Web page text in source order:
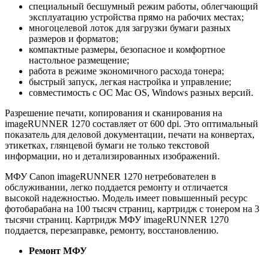
специальный бесшумный режим работы, облегчающий
эксплуатацию устройства прямо на рабочих местах;
многоцелевой лоток для загрузки бумаги разных
размеров и форматов;
компактные размеры, безопасное и комфортное
настольное размещение;
работа в режиме экономичного расхода тонера;
быстрый запуск, легкая настройка и управление;
совместимость с ОС Mac OS, Windows разных версий.
Разрешение печати, копирования и сканирования на
imageRUNNER 1270 составляет от 600 dpi. Это оптимальный
показатель для деловой документации, печати на конвертах,
этикетках, глянцевой бумаги не только текстовой
информации, но и детализированных изображений.
МФУ Canon imageRUNNER 1270 нетребователен в
обслуживании, легко поддается ремонту и отличается
высокой надежностью. Модель имеет повышенный ресурс
фотобарабана на 100 тысяч страниц, картридж с тонером на 3
тысячи страниц. Картридж МФУ imageRUNNER 1270
поддается, перезаправке, ремонту, восстановлению.
Ремонт МФУ